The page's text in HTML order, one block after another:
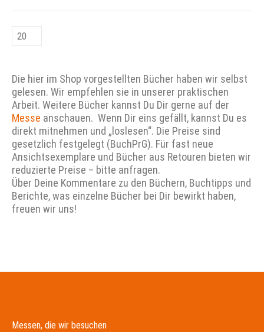
Die hier im Shop vorgestellten Bücher haben wir selbst
gelesen. Wir empfehlen sie in unserer praktischen
Arbeit. Weitere Bücher kannst Du Dir gerne auf der
Messe anschauen. Wenn Dir eins gefällt, kannst Du es
direkt mitnehmen und „loslesen“. Die Preise sind
gesetzlich festgelegt (BuchPrG). Für fast neue
Ansichtsexemplare und Bücher aus Retouren bieten wir
reduzierte Preise – bitte anfragen.
Über Deine Kommentare zu den Büchern, Buchtipps und
Berichte, was einzelne Bücher bei Dir bewirkt haben,
freuen wir uns!
Messen, die wir besuchen